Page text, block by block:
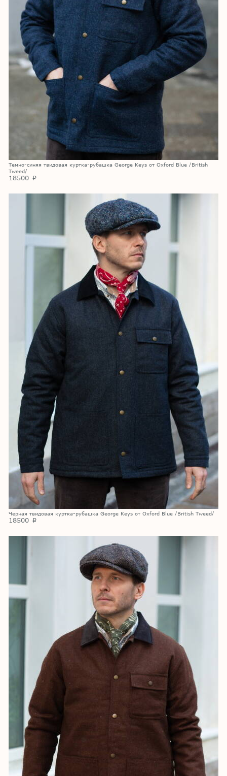
Темно-синяя твидовая куртка-рубашка George Keys от Oxford Blue /British
Tweed/
18500 p
Черная твидовая куртка-рубашка George Keys от Oxford Blue /British Tweed/
18500 p